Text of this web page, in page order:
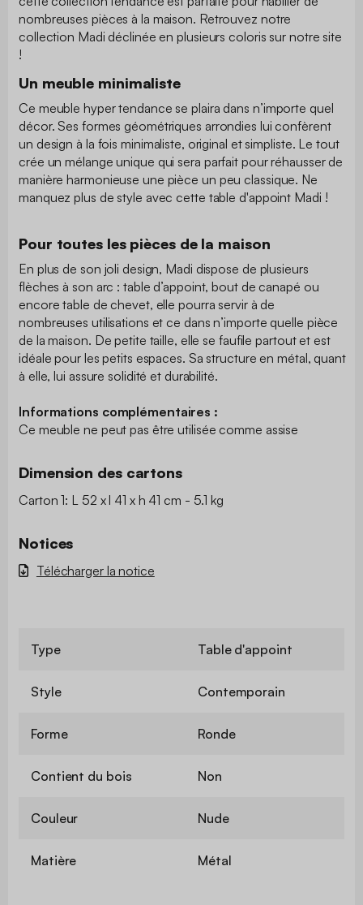
nombreuses pièces à la maison. Retrouvez notre
collection Madi déclinée en plusieurs coloris sur notre site
!
Un meuble minimaliste
Ce meuble hyper tendance se plaira dans n’importe quel
décor. Ses formes géométriques arrondies lui confèrent
un design à la fois minimaliste, original et simpliste. Le tout
crée un mélange unique qui sera parfait pour réhausser de
manière harmonieuse une pièce un peu classique. Ne
manquez plus de style avec cette table d'appoint Madi !
Pour toutes les pièces de la maison
En plus de son joli design, Madi dispose de plusieurs
flèches à son arc : table d’appoint, bout de canapé ou
encore table de chevet, elle pourra servir à de
nombreuses utilisations et ce dans n’importe quelle pièce
de la maison. De petite taille, elle se faufile partout et est
idéale pour les petits espaces. Sa structure en métal, quant
à elle, lui assure solidité et durabilité.
Informations complémentaires :
Ce meuble ne peut pas être utilisée comme assise
Dimension des cartons
Carton 1: L 52 x l 41 x h 41 cm - 5.1 kg
Notices
Télécharger la notice
Type Table d'appoint
Style Contemporain
Forme Ronde
Contient du bois Non
Couleur Nude
Matière Métal